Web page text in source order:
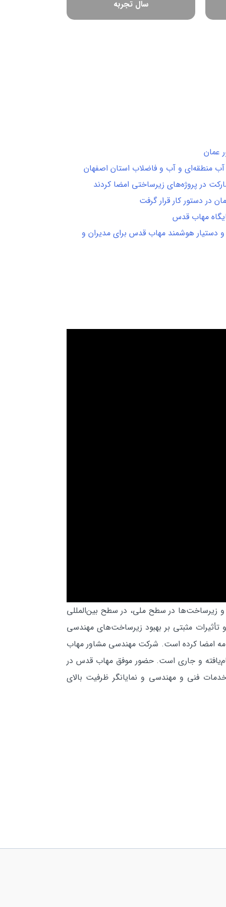
سال تجربه
عمان
منطقه‌ای و آب و فاضلاب استان اصفهان
در پروژه‌های زیرساختی امضا کردند
دستور کار قرار گرفت
مهاب قدس
دستیار هوشمند مهاب قدس برای مدیران و
فاضلاب، محیط‌زیست و زیرساخت‌ها در سطح ملی، در سطح بین‌المللی
مثبتی بر بهبود زیرساخت‌های مهندسی
همکاری دارد و با مشاوران فنی از ۳۵ کشور مختلف تفاهم‌نامه‌ امضا کرده است. شرکت مهندسی مشاور مهاب
کشور جهان قرار دارد و در ۱۷ کشور دارای پروژه‌های انجام‌یافته و جاری است. حضور موفق مهاب قدس در
فنی و مهندسی و نمایانگر ظرفیت بالای